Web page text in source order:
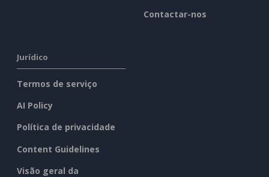
Contactar-nos
Jurídico
Termos de serviço
AI Policy
Política de privacidade
Content Guidelines
Visão geral da